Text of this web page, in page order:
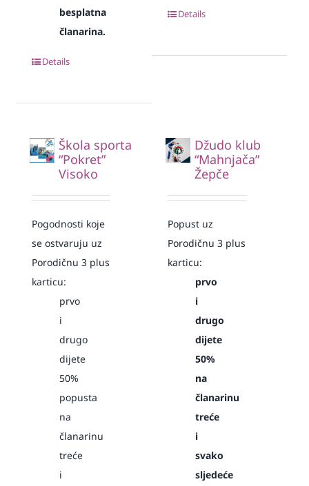
besplatna
članarina.
Details
Details
Škola sporta
“Pokret”
Visoko
Pogodnosti koje
se ostvaruju uz
Porodičnu 3 plus
karticu:
prvo
i
drugo
dijete
50%
popusta
na
članarinu
treće
i
Džudo klub
“Mahnjača”
Žepče
Popust uz
Porodičnu 3 plus
karticu:
prvo
i
drugo
dijete
50%
na
članarinu
treće
i
svako
sljedeće